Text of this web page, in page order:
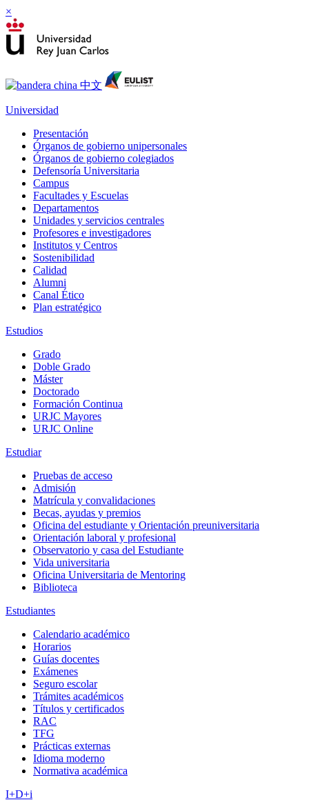
×
Universidad
Presentación
Órganos de gobierno unipersonales
Órganos de gobierno colegiados
Defensoría Universitaria
Campus
Facultades y Escuelas
Departamentos
Unidades y servicios centrales
Profesores e investigadores
Institutos y Centros
Sostenibilidad
Calidad
Alumni
Canal Ético
Plan estratégico
Estudios
Grado
Doble Grado
Máster
Doctorado
Formación Continua
URJC Mayores
URJC Online
Estudiar
Pruebas de acceso
Admisión
Matrícula y convalidaciones
Becas, ayudas y premios
Oficina del estudiante y Orientación preuniversitaria
Orientación laboral y profesional
Observatorio y casa del Estudiante
Vida universitaria
Oficina Universitaria de Mentoring
Biblioteca
Estudiantes
Calendario académico
Horarios
Guías docentes
Exámenes
Seguro escolar
Trámites académicos
Títulos y certificados
RAC
TFG
Prácticas externas
Idioma moderno
Normativa académica
I+D+i